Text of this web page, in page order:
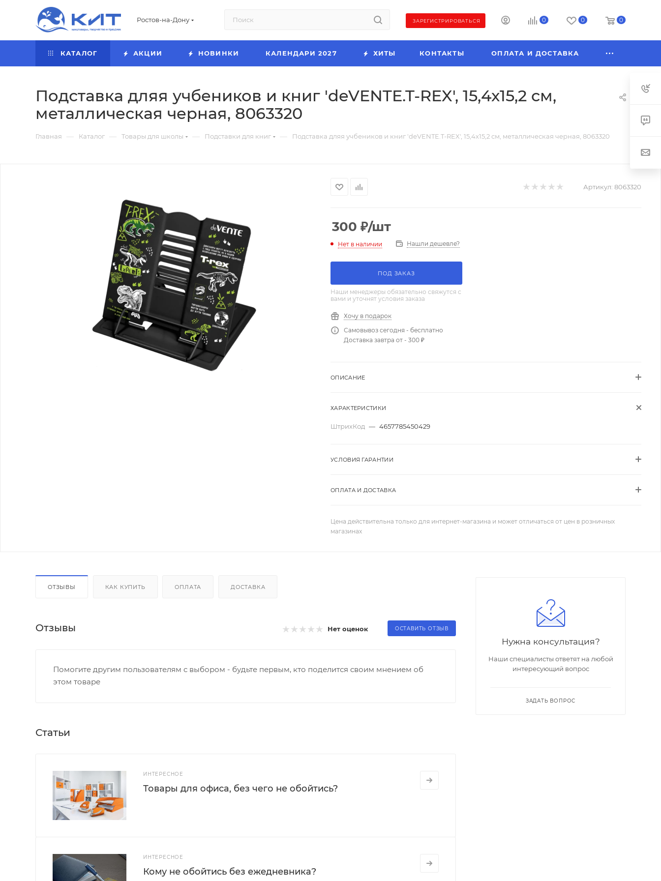
Ростов-на-Дону ЗАРЕГИСТРИРОВАТЬСЯ 0 0 0
КАТАЛОГ АКЦИИ НОВИНКИ КАЛЕНДАРИ 2027 ХИТЫ КОНТАКТЫ ОПЛАТА И ДОСТАВКА
Подставка дляя учбеников и книг 'deVENTE.T-REX', 15,4х15,2 см,
металлическая черная, 8063320
Главная — Каталог — Товары для школы — Подставки для книг — Подставка дляя учбеников и книг 'deVENTE.T-REX', 15,4х15,2 см, металлическая черная, 8063320
Артикул: 8063320
300 ₽/шт
Нет в наличии Нашли дешевле?
ПОД ЗАКАЗ
Наши менеджеры обязательно свяжутся с
вами и уточнят условия заказа
Хочу в подарок
Самовывоз сегодня - бесплатно
Доставка завтра от - 300 ₽
ОПИСАНИЕ
ХАРАКТЕРИСТИКИ
ШтрихКод — 4657785450429
УСЛОВИЯ ГАРАНТИИ
ОПЛАТА И ДОСТАВКА
Цена действительна только для интернет-магазина и может отличаться от цен в розничных
магазинах
ОТЗЫВЫ КАК КУПИТЬ ОПЛАТА ДОСТАВКА
Отзывы Нет оценок ОСТАВИТЬ ОТЗЫВ
Помогите другим пользователям с выбором - будьте первым, кто поделится своим мнением об
этом товаре
Статьи
ИНТЕРЕСНОЕ
Товары для офиса, без чего не обойтись?
ИНТЕРЕСНОЕ
Кому не обойтись без ежедневника?
Нужна консультация?
Наши специалисты ответят на любой
интересующий вопрос
ЗАДАТЬ ВОПРОС